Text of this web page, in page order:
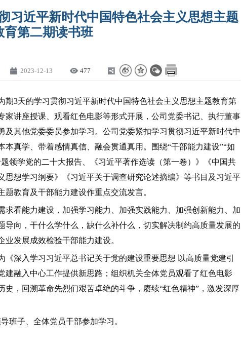
习近平新时代中国特色社会主义思想主题
育第二期读书班
2023-12-13 477
期3天的学习贯彻习近平新时代中国特色社会主义思想主题教育第
家讲座授课、观看红色电影等形式开展，公司党委书记、执行董事
其他党委委员参加学习。 公司党委紧扣学习贯彻习近平新时代中
真学、带着感情真信、融会贯通真用。围绕“干部能力建设”“如
领学党的二十大报告、《习近平著作选读（第一卷）》《中国共
思想学习纲要》《习近平关于调查研究论述摘编》等书目及习近平
教育及干部能力建设作重点交流发言。
求看能力建设，加强学习能力、加强实践能力、加强创新能力、加
导向，干什么学什么，缺什么补什么，切实解决制约高质量发展的
发展成效检验干部能力建设。
深入学习习近平总书记关于党的建设重要思想 以高质量党建引
建融入中心工作提供新思路；组织机关全体党员观看了红色电影
史，回溯革命先烈们艰苦卓绝的斗争，赓续“红色精神”，激发深厚
班子、全体党员干部参加学习。